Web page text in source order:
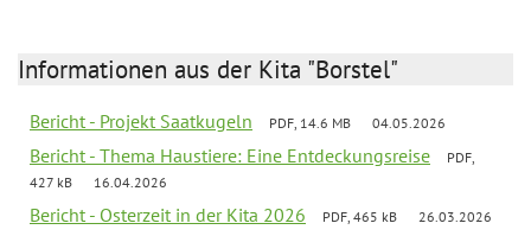
Informationen aus der Kita "Borstel"
Bericht - Projekt Saatkugeln PDF, 14.6 MB 04.05.2026
Bericht - Thema Haustiere: Eine Entdeckungsreise
PDF,
427 kB
16.04.2026
Bericht - Osterzeit in der Kita 2026 PDF, 465 kB 26.03.2026